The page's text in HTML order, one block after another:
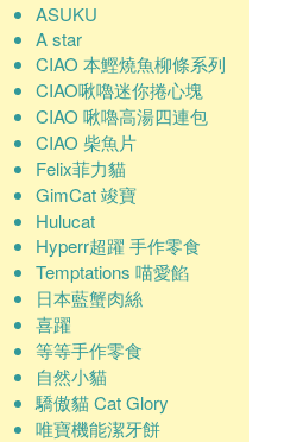
ASUKU
A star
CIAO 本鰹燒魚柳條系列
CIAO啾嚕迷你捲心塊
CIAO 啾嚕高湯四連包
CIAO 柴魚片
Felix菲力貓
GimCat 竣寶
Hulucat
Hyperr超躍 手作零食
Temptations 喵愛餡
日本藍蟹肉絲
喜躍
等等手作零食
自然小貓
驕傲貓 Cat Glory
唯寶機能潔牙餅